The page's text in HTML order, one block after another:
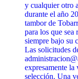
y cualquier otro
durante el año
tambor de
para los que
siempre bajo su
Las solicitudes
expresamente
selección. Una